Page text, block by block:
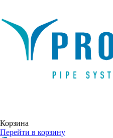
Корзина
Перейти в корзину